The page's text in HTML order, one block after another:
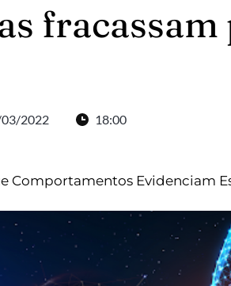
2022 18:00
Comportamentos Evidenciam